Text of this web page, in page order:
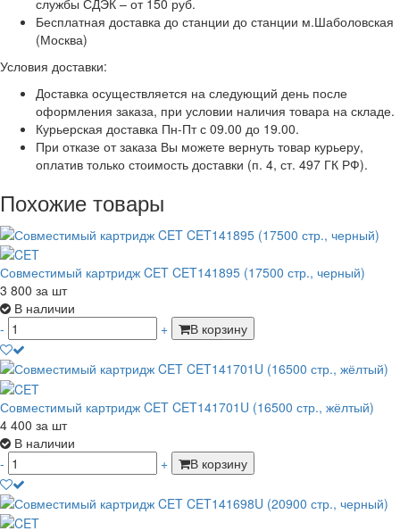
службы СДЭК – от 150 руб.
Бесплатная доставка до станции до станции м.Шаболовская
(Москва)
Условия доставки:
Доставка осуществляется на следующий день после
оформления заказа, при условии наличия товара на складе.
Курьерская доставка Пн-Пт с 09.00 до 19.00.
При отказе от заказа Вы можете вернуть товар курьеру,
оплатив только стоимость доставки (п. 4, ст. 497 ГК РФ).
Похожие товары
Совместимый картридж CET CET141895 (17500 стр., черный)
3 800 за шт
В наличии
-
+ В корзину
Совместимый картридж CET CET141701U (16500 стр., жёлтый)
4 400 за шт
В наличии
-
+ В корзину